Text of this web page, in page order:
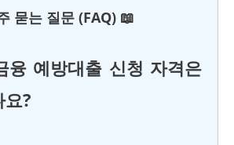
묻는 질문 (FAQ) 📖
융 예방대출 신청 자격은
요?